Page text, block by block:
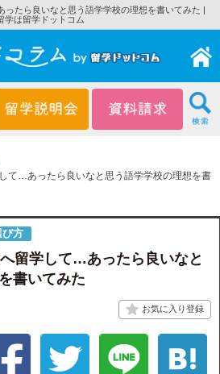
たら良いなと思う語学学校の理想を書いてみた |
学は留学ドットコム
て…あったら良いなと思う語学学校の理想を書
び方
留学して…あったら良いなと
書いてみた